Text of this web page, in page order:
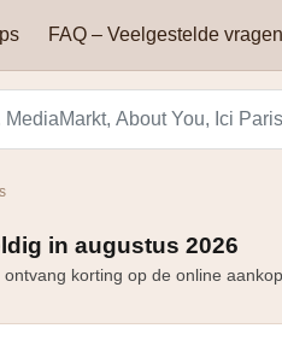
Aqualibi
Vanden
FAQ – Veelgestelde vragen
je kortingscodes
je korting?
in augustus 2026
korting op de online